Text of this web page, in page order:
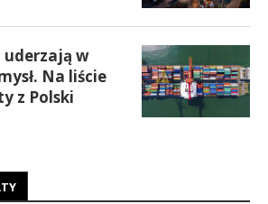
uderzają w
Na liście
z Polski